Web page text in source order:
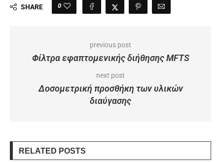
SHARE 0
previous post
Φίλτρα εφαπτομενικής διήθησης MFTS
next post
Δοσομετρική προσθήκη των υλικών
διαύγασης
RELATED POSTS